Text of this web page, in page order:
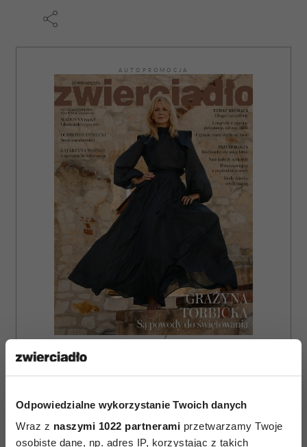
Odpowiedzialne wykorzystanie Twoich danych
Wraz z naszymi 1022 partnerami przetwarzamy Twoje
osobiste dane, np. adres IP, korzystając z takich
AUTOPROMOCJA
ZAMÓW
E-WYDANIE